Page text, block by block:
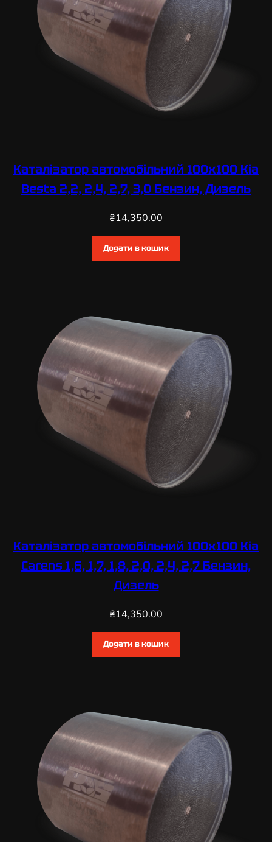
Каталізатор автомобільний 100х100 Kia
Besta 2,2, 2,4, 2,7, 3,0 Бензин, Дизель
₴14,350.00
Додати в кошик
Каталізатор автомобільний 100х100 Kia
Carens 1,6, 1,7, 1,8, 2,0, 2,4, 2,7 Бензин,
Дизель
₴14,350.00
Додати в кошик